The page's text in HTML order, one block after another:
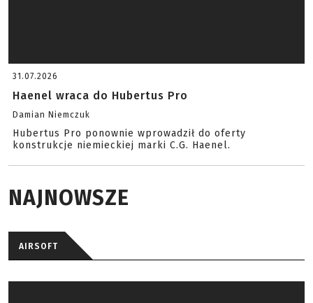
31.07.2026
Haenel wraca do Hubertus Pro
Damian Niemczuk
Hubertus Pro ponownie wprowadził do oferty
konstrukcje niemieckiej marki C.G. Haenel.
NAJNOWSZE
AIRSOFT